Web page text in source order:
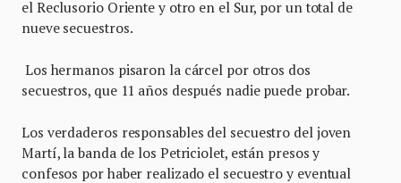
el Reclusorio Oriente y otro en el Sur, por un total de
nueve secuestros.
Los hermanos pisaron la cárcel por otros dos
secuestros, que 11 años después nadie puede probar.
Los verdaderos responsables del secuestro del joven
Martí, la banda de los Petriciolet, están presos y
confesos por haber realizado el secuestro y eventual